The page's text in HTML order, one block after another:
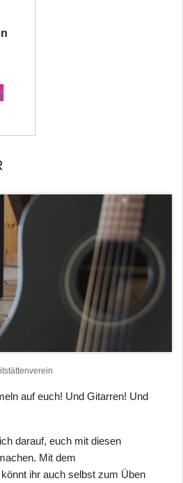
auf euch! Und Gitarren! Und
darauf, euch mit diesen
Mit dem
ihr auch selbst zum Üben